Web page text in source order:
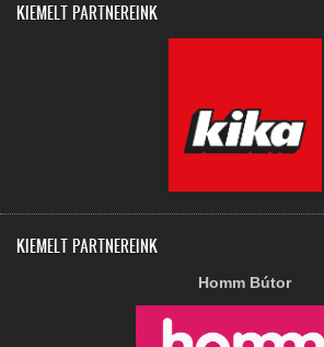
KIEMELT PARTNEREINK
KIEMELT PARTNEREINK
Homm Bútor